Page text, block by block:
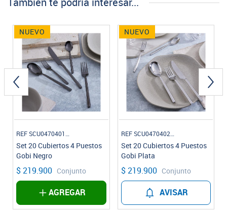
También te podría interesar...
NUEVO
Set 20 Cubiertos 4 Puestos
Gobi Negro
$ 219.900 Conjunto
AGREGAR
NUEVO
Set 20 Cubiertos 4 Puestos
Gobi Plata
$ 219.900 Conjunto
AVISAR